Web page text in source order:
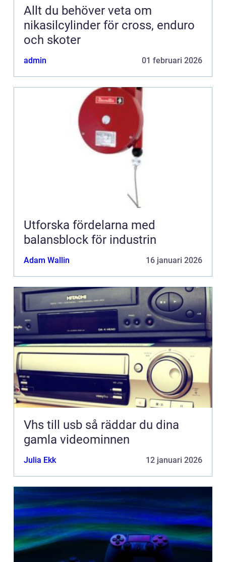
Allt du behöver veta om
nikasilcylinder för cross, enduro
och skoter
admin 01 februari 2026
Utforska fördelarna med
balansblock för industrin
Adam Wallin 16 januari 2026
Vhs till usb så räddar du dina
gamla videominnen
Julia Ekk 12 januari 2026